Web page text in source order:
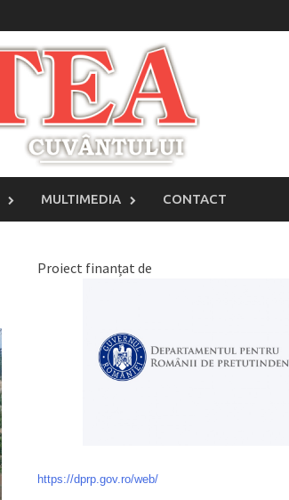
MULTIMEDIA CONTACT
Proiect finanțat de
https://dprp.gov.ro/web/